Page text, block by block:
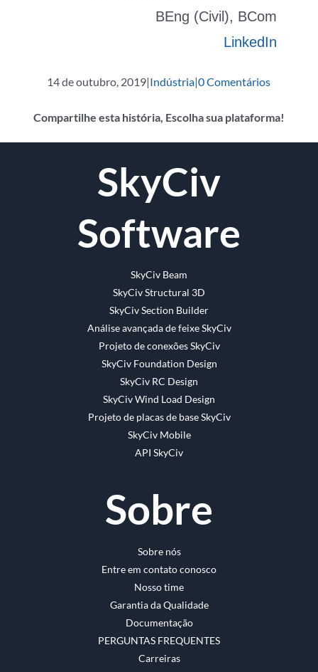
BEng (Civil), BCom
LinkedIn
14 de outubro, 2019|Indústria|0 Comentários
Compartilhe esta história, Escolha sua plataforma!
Facebook
email
SkyCiv
Software
SkyCiv Beam
SkyCiv Structural 3D
SkyCiv Section Builder
Análise avançada de feixe SkyCiv
Projeto de conexões SkyCiv
SkyCiv Foundation Design
SkyCiv RC Design
SkyCiv Wind Load Design
Projeto de placas de base SkyCiv
SkyCiv Mobile
API SkyCiv
Sobre
Sobre nós
Entre em contato conosco
Nosso time
Garantia da Qualidade
Documentação
PERGUNTAS FREQUENTES
Carreiras